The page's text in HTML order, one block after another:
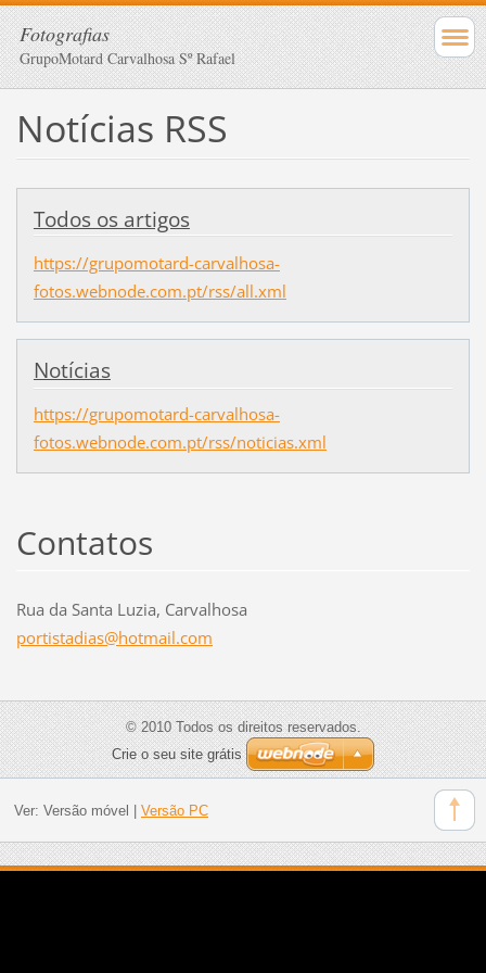
Fotografias
GrupoMotard Carvalhosa Sº Rafael
Notícias RSS
Todos os artigos
https://grupomotard-carvalhosa-
fotos.webnode.com.pt/rss/all.xml
Notícias
https://grupomotard-carvalhosa-
fotos.webnode.com.pt/rss/noticias.xml
Contatos
Rua da Santa Luzia, Carvalhosa
portistadias@hotmail.com
© 2010 Todos os direitos reservados.
Crie o seu site grátis
Ver: Versão móvel Versão PC